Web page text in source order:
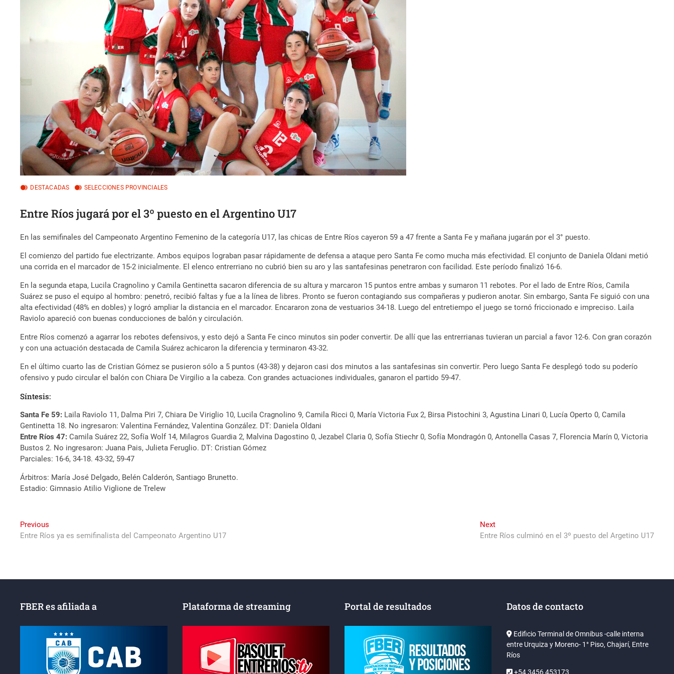
DESTACADAS SELECCIONES PROVINCIALES
Entre Ríos jugará por el 3º puesto en el Argentino U17
En las semifinales del Campeonato Argentino Femenino de la categoría U17, las chicas de Entre Ríos cayeron 59 a 47 frente a Santa Fe y mañana jugarán por el 3° puesto.
El comienzo del partido fue electrizante. Ambos equipos lograban pasar rápidamente de defensa a ataque pero Santa Fe como mucha más efectividad. El conjunto de Daniela Oldani metió
una corrida en el marcador de 15-2 inicialmente. El elenco entrerriano no cubrió bien su aro y las santafesinas penetraron con facilidad. Este período finalizó 16-6.
En la segunda etapa, Lucila Cragnolino y Camila Gentinetta sacaron diferencia de su altura y marcaron 15 puntos entre ambas y sumaron 11 rebotes. Por el lado de Entre Ríos, Camila
Suárez se puso el equipo al hombro: penetró, recibió faltas y fue a la línea de libres. Pronto se fueron contagiando sus compañeras y pudieron anotar. Sin embargo, Santa Fe siguió con una
alta efectividad (48% en dobles) y logró ampliar la distancia en el marcador. Encararon zona de vestuarios 34-18. Luego del entretiempo el juego se tornó friccionado e impreciso. Laila
Raviolo apareció con buenas conducciones de balón y circulación.
Entre Ríos comenzó a agarrar los rebotes defensivos, y esto dejó a Santa Fe cinco minutos sin poder convertir. De allí que las entrerrianas tuvieran un parcial a favor 12-6. Con gran corazón
y con una actuación destacada de Camila Suárez achicaron la diferencia y terminaron 43-32.
En el último cuarto las de Cristian Gómez se pusieron sólo a 5 puntos (43-38) y dejaron casi dos minutos a las santafesinas sin convertir. Pero luego Santa Fe desplegó todo su poderío
ofensivo y pudo circular el balón con Chiara De Virgilio a la cabeza. Con grandes actuaciones individuales, ganaron el partido 59-47.
Síntesis:
Santa Fe 59: Laila Raviolo 11, Dalma Piri 7, Chiara De Viriglio 10, Lucila Cragnolino 9, Camila Ricci 0, María Victoria Fux 2, Birsa Pistochini 3, Agustina Linari 0, Lucía Operto 0, Camila
Gentinetta 18. No ingresaron: Valentina Fernández, Valentina González. DT: Daniela Oldani
Entre Ríos 47: Camila Suárez 22, Sofía Wolf 14, Milagros Guardia 2, Malvina Dagostino 0, Jezabel Claria 0, Sofía Stiechr 0, Sofía Mondragón 0, Antonella Casas 7, Florencia Marín 0, Victoria
Bustos 2. No ingresaron: Juana Pais, Julieta Feruglio. DT: Cristian Gómez
Parciales: 16-6, 34-18. 43-32, 59-47
Árbitros: María José Delgado, Belén Calderón, Santiago Brunetto.
Estadio: Gimnasio Atilio Viglione de Trelew
Navegación
de
Previous
post:
Entre Ríos ya es semifinalista del Campeonato Argentino U17
NextNext
post:
Entre Ríos culminó en el 3º puesto del Argetino U17
FBER es afiliada a Plataforma de streaming Portal de resultados Datos de contacto
Edificio Terminal de Omnibus -calle interna
entre Urquiza y Moreno- 1° Piso, Chajarí, Entre
Ríos
+54 3456 453173